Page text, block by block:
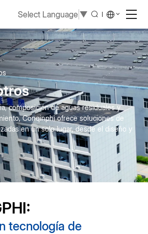
Select Language ▼
composición de aguas residuales y
Conqinphi ofrece soluciones de
en un solo lugar, desde el diseño y
tecnología de